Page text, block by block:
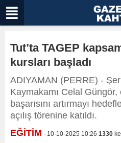
Tut’ta TAGEP
kursları başladı
ADIYAMAN (PERRE) -
Kaymakamı Celal
başarısını artırmayı
açılış törenine katıldı.
EĞİTİM - 10-10-2025 10:26 1330